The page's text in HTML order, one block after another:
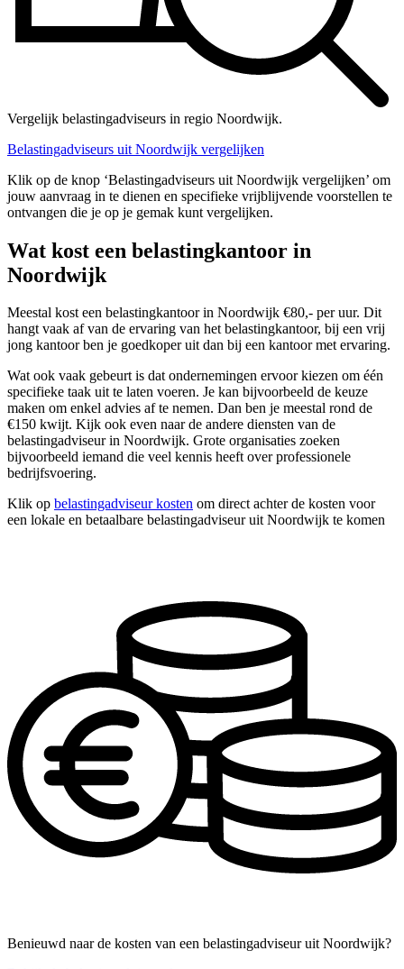
Vergelijk belastingadviseurs in regio Noordwijk.
Belastingadviseurs uit Noordwijk vergelijken
Klik op de knop ‘Belastingadviseurs uit Noordwijk vergelijken’ om
jouw aanvraag in te dienen en specifieke vrijblijvende voorstellen te
ontvangen die je op je gemak kunt vergelijken.
Wat kost een belastingkantoor in
Noordwijk
Meestal kost een belastingkantoor in Noordwijk €80,- per uur. Dit
hangt vaak af van de ervaring van het belastingkantoor, bij een vrij
jong kantoor ben je goedkoper uit dan bij een kantoor met ervaring.
Wat ook vaak gebeurt is dat ondernemingen ervoor kiezen om één
specifieke taak uit te laten voeren. Je kan bijvoorbeeld de keuze
maken om enkel advies af te nemen. Dan ben je meestal rond de
€150 kwijt. Kijk ook even naar de andere diensten van de
belastingadviseur in Noordwijk. Grote organisaties zoeken
bijvoorbeeld iemand die veel kennis heeft over professionele
bedrijfsvoering.
Klik op belastingadviseur kosten om direct achter de kosten voor
een lokale en betaalbare belastingadviseur uit Noordwijk te komen
Benieuwd naar de kosten van een belastingadviseur uit Noordwijk?